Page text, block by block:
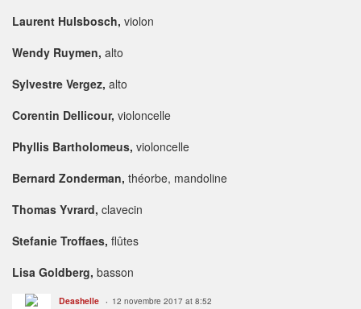
Laurent Hulsbosch, violon
Wendy Ruymen, alto
Sylvestre Vergez, alto
Corentin Dellicour, violoncelle
Phyllis Bartholomeus, violoncelle
Bernard Zonderman, théorbe, mandoline
Thomas Yvrard, clavecin
Stefanie Troffaes, flûtes
Lisa Goldberg, basson
Deashelle 12 novembre 2017 at 8:52